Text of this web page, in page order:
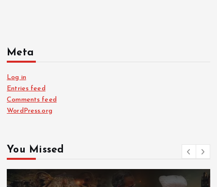
Meta
Log in
Entries feed
Comments feed
WordPress.org
You Missed